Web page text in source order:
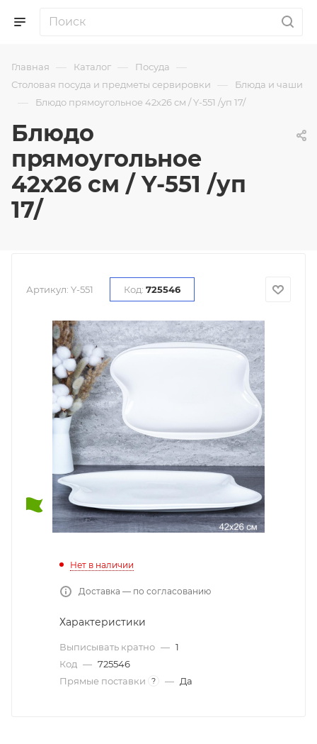
Главная — Каталог — Посуда —
Столовая посуда и предметы сервировки — Блюда и чаши
— Блюдо прямоугольное 42х26 см / Y-551 /уп 17/
Блюдо
прямоугольное
42х26 см / Y-551 /уп
17/
Артикул: Y-551 Код: 725546
Нет в наличии
Доставка — по согласованию
Характеристики
Выписывать кратно — 1
Код — 725546
Прямые поставки
? — Да